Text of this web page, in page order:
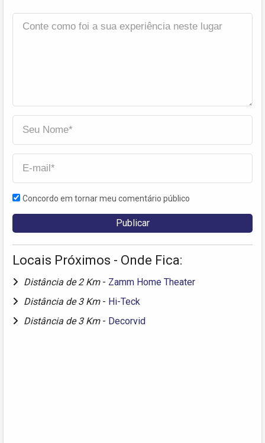
Concordo em tornar meu comentário público
Locais Próximos - Onde Fica:
Distância de 2 Km - Zamm Home Theater
Distância de 3 Km - Hi-Teck
Distância de 3 Km - Decorvid